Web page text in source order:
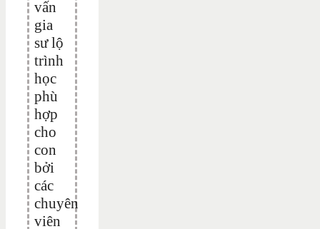
vấn
gia
sư lộ
trình
học
phù
hợp
cho
con
bởi
các
chuyên
viên